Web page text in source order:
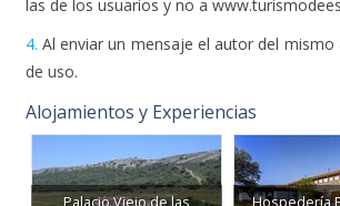
Alojamientos y Experiencias
Palacio Viejo de las
Corchuelas
Hospedería